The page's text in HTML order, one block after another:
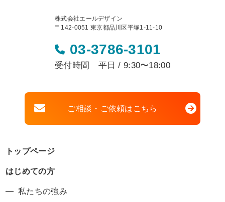
株式会社エールデザイン
〒142-0051 東京都品川区平塚1-11-10
03-3786-3101
受付時間 平日 / 9:30〜18:00
ご相談・ご依頼はこちら
トップページ
はじめての方
私たちの強み